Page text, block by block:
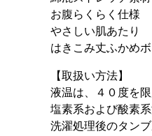
お腹らくらく仕様
やさしい肌あたり
はきこみ丈ふかめ
【取扱い方法】
液温は、４０度を
塩素系および酸素
洗濯処理後のタン